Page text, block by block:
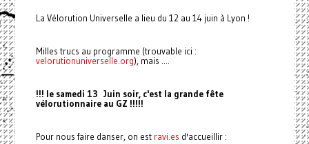
La Vélorution Universelle a lieu du 12 au 14 juin à Lyon !
Milles trucs au programme (trouvable ici :
velorutionuniverselle.org), mais ....
!!! le samedi 13 Juin soir, c'est la grande fête
vélorutionnaire au GZ !!!!!
Pour nous faire danser, on est ravi.es d'accueillir :